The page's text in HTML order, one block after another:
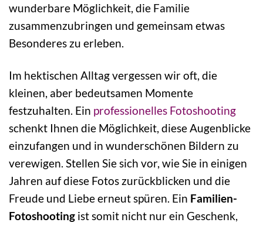
wunderbare Möglichkeit, die Familie
zusammenzubringen und gemeinsam etwas
Besonderes zu erleben.
Im hektischen Alltag vergessen wir oft, die
kleinen, aber bedeutsamen Momente
festzuhalten. Ein professionelles Fotoshooting
schenkt Ihnen die Möglichkeit, diese Augenblicke
einzufangen und in wunderschönen Bildern zu
verewigen. Stellen Sie sich vor, wie Sie in einigen
Jahren auf diese Fotos zurückblicken und die
Freude und Liebe erneut spüren. Ein Familien-
Fotoshooting ist somit nicht nur ein Geschenk,